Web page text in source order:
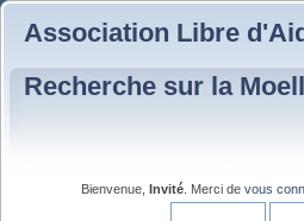
Association Libre
Recherche sur la
Bienvenue, Invité . Merci de vous